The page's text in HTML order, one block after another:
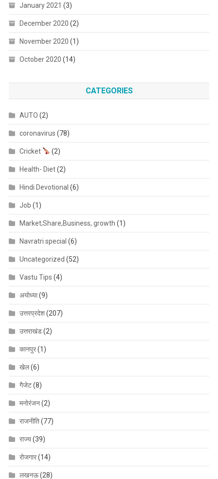
January 2021 (3)
December 2020 (2)
November 2020 (1)
October 2020 (14)
CATEGORIES
AUTO (2)
coronavirus (78)
Cricket (2)
Health- Diet(2)
Hindi Devotional (6)
Job (1)
Market;Share,Business, growth (1)
Navratri special (6)
Uncategorized (52)
Vastu Tips (4)
अयोध्या(9)
उत्तरप्रदेश(207)
उत्तराखंड(2)
कानपुर(1)
खेल(6)
गैजेट(8)
मनोरंजन(2)
राजनीति(77)
राज्य(39)
रोजगार(14)
लखनऊ(28)